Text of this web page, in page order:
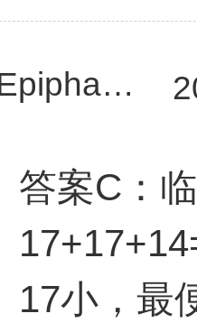
Epiphany3
答案C：
17小，最